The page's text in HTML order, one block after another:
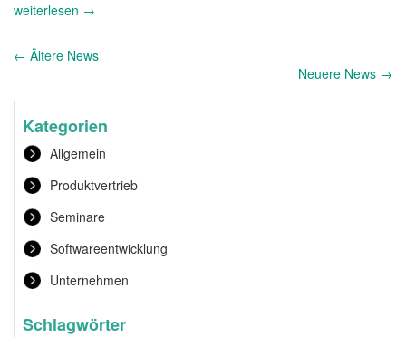
weiterlesen →
Andere
← Ältere News
Neuere News →
Kategorien
Allgemein
Produktvertrieb
Seminare
Softwareentwicklung
Unternehmen
Schlagwörter